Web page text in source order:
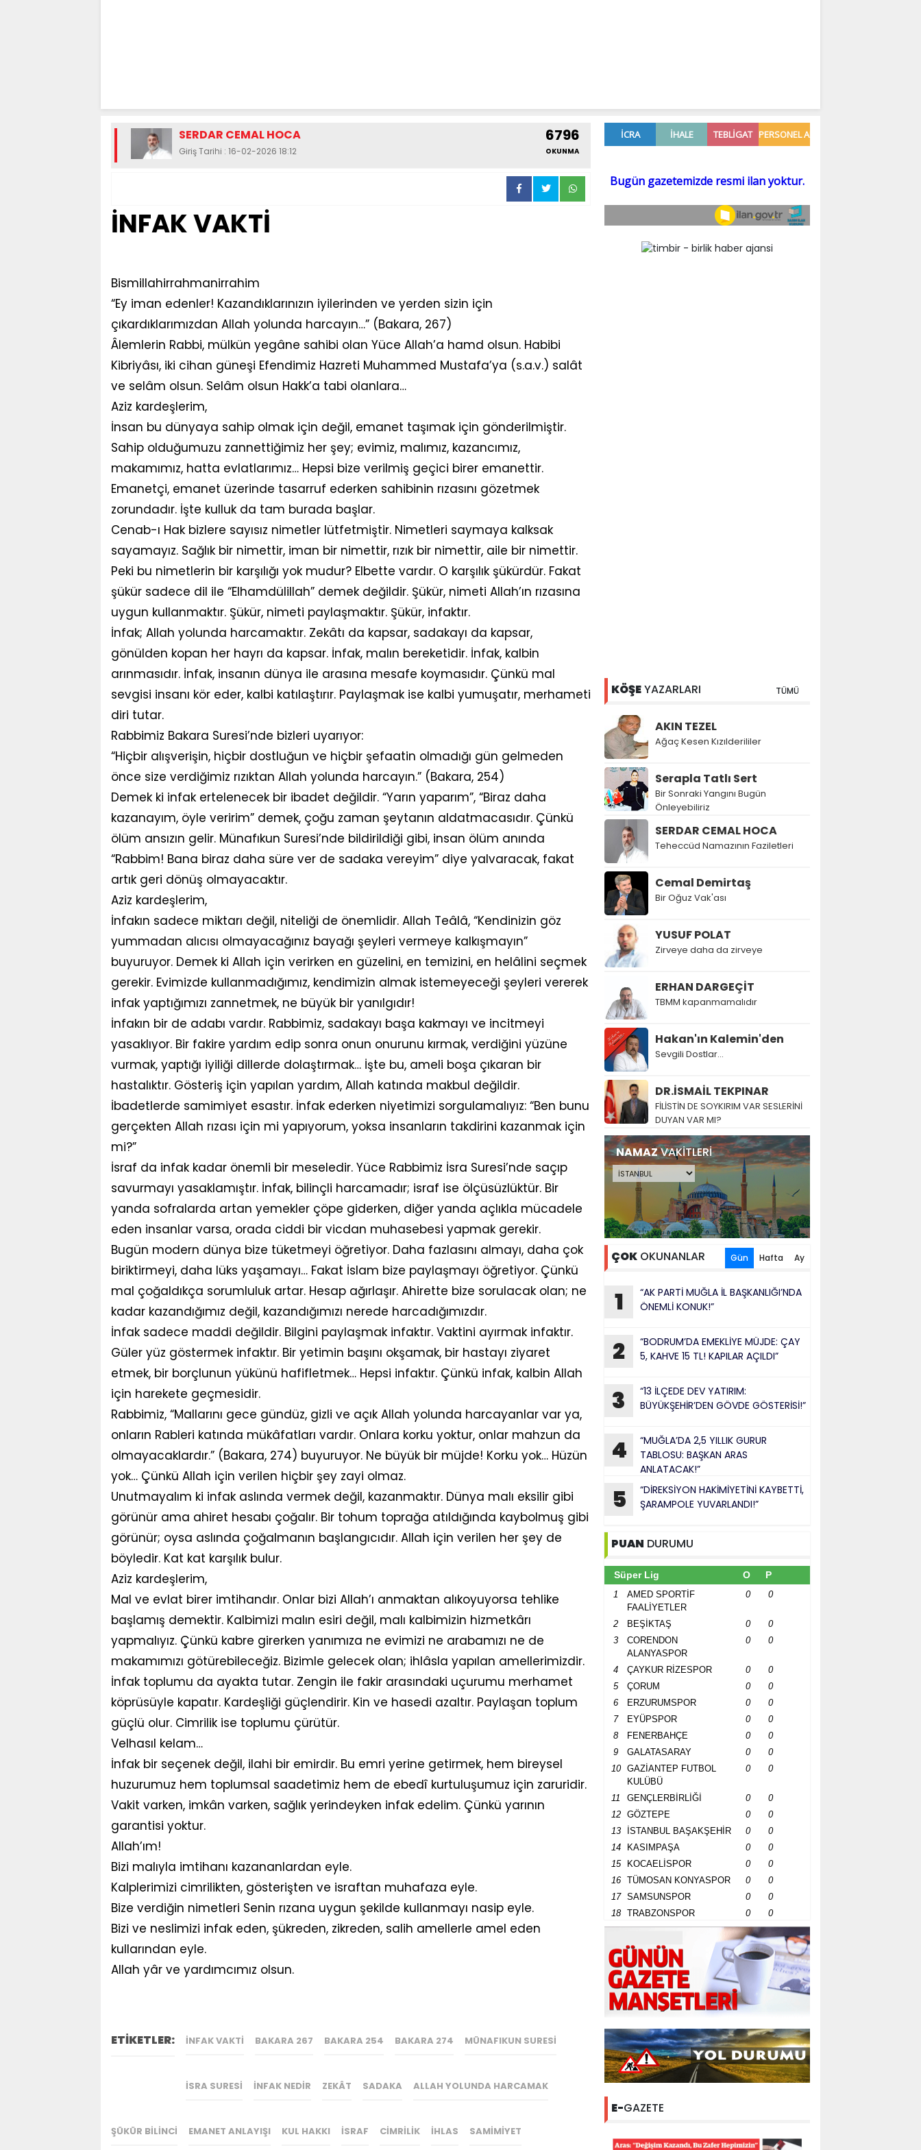
SERDAR CEMAL HOCA
Giriş Tarihi : 16-02-2026 18:12
6796
OKUNMA
İNFAK VAKTİ
Bismillahirrahmanirrahim
“Ey iman edenler! Kazandıklarınızın iyilerinden ve yerden sizin için
çıkardıklarımızdan Allah yolunda harcayın…” (Bakara, 267)
Âlemlerin Rabbi, mülkün yegâne sahibi olan Yüce Allah’a hamd olsun. Habibi
Kibriyâsı, iki cihan güneşi Efendimiz Hazreti Muhammed Mustafa’ya (s.a.v.) salât
ve selâm olsun. Selâm olsun Hakk’a tabi olanlara…
Aziz kardeşlerim,
İnsan bu dünyaya sahip olmak için değil, emanet taşımak için gönderilmiştir.
Sahip olduğumuzu zannettiğimiz her şey; evimiz, malımız, kazancımız,
makamımız, hatta evlatlarımız… Hepsi bize verilmiş geçici birer emanettir.
Emanetçi, emanet üzerinde tasarruf ederken sahibinin rızasını gözetmek
zorundadır. İşte kulluk da tam burada başlar.
Cenab-ı Hak bizlere sayısız nimetler lütfetmiştir. Nimetleri saymaya kalksak
sayamayız. Sağlık bir nimettir, iman bir nimettir, rızık bir nimettir, aile bir nimettir.
Peki bu nimetlerin bir karşılığı yok mudur? Elbette vardır. O karşılık şükürdür. Fakat
şükür sadece dil ile “Elhamdülillah” demek değildir. Şükür, nimeti Allah’ın rızasına
uygun kullanmaktır. Şükür, nimeti paylaşmaktır. Şükür, infaktır.
İnfak; Allah yolunda harcamaktır. Zekâtı da kapsar, sadakayı da kapsar,
gönülden kopan her hayrı da kapsar. İnfak, malın bereketidir. İnfak, kalbin
arınmasıdır. İnfak, insanın dünya ile arasına mesafe koymasıdır. Çünkü mal
sevgisi insanı kör eder, kalbi katılaştırır. Paylaşmak ise kalbi yumuşatır, merhameti
diri tutar.
Rabbimiz Bakara Suresi’nde bizleri uyarıyor:
“Hiçbir alışverişin, hiçbir dostluğun ve hiçbir şefaatin olmadığı gün gelmeden
önce size verdiğimiz rızıktan Allah yolunda harcayın.” (Bakara, 254)
Demek ki infak ertelenecek bir ibadet değildir. “Yarın yaparım”, “Biraz daha
kazanayım, öyle veririm” demek, çoğu zaman şeytanın aldatmacasıdır. Çünkü
ölüm ansızın gelir. Münafıkun Suresi’nde bildirildiği gibi, insan ölüm anında
“Rabbim! Bana biraz daha süre ver de sadaka vereyim” diye yalvaracak, fakat
artık geri dönüş olmayacaktır.
Aziz kardeşlerim,
İnfakın sadece miktarı değil, niteliği de önemlidir. Allah Teâlâ, “Kendinizin göz
yummadan alıcısı olmayacağınız bayağı şeyleri vermeye kalkışmayın”
buyuruyor. Demek ki Allah için verirken en güzelini, en temizini, en helâlini seçmek
gerekir. Evimizde kullanmadığımız, kendimizin almak istemeyeceği şeyleri vererek
infak yaptığımızı zannetmek, ne büyük bir yanılgıdır!
İnfakın bir de adabı vardır. Rabbimiz, sadakayı başa kakmayı ve incitmeyi
yasaklıyor. Bir fakire yardım edip sonra onun onurunu kırmak, verdiğini yüzüne
vurmak, yaptığı iyiliği dillerde dolaştırmak… İşte bu, ameli boşa çıkaran bir
hastalıktır. Gösteriş için yapılan yardım, Allah katında makbul değildir.
İbadetlerde samimiyet esastır. İnfak ederken niyetimizi sorgulamalıyız: “Ben bunu
gerçekten Allah rızası için mi yapıyorum, yoksa insanların takdirini kazanmak için
mi?”
İsraf da infak kadar önemli bir meseledir. Yüce Rabbimiz İsra Suresi’nde saçıp
savurmayı yasaklamıştır. İnfak, bilinçli harcamadır; israf ise ölçüsüzlüktür. Bir
yanda sofralarda artan yemekler çöpe giderken, diğer yanda açlıkla mücadele
eden insanlar varsa, orada ciddi bir vicdan muhasebesi yapmak gerekir.
Bugün modern dünya bize tüketmeyi öğretiyor. Daha fazlasını almayı, daha çok
biriktirmeyi, daha lüks yaşamayı… Fakat İslam bize paylaşmayı öğretiyor. Çünkü
mal çoğaldıkça sorumluluk artar. Hesap ağırlaşır. Ahirette bize sorulacak olan; ne
kadar kazandığımız değil, kazandığımızı nerede harcadığımızdır.
İnfak sadece maddi değildir. Bilgini paylaşmak infaktır. Vaktini ayırmak infaktır.
Güler yüz göstermek infaktır. Bir yetimin başını okşamak, bir hastayı ziyaret
etmek, bir borçlunun yükünü hafifletmek… Hepsi infaktır. Çünkü infak, kalbin Allah
için harekete geçmesidir.
Rabbimiz, “Mallarını gece gündüz, gizli ve açık Allah yolunda harcayanlar var ya,
onların Rableri katında mükâfatları vardır. Onlara korku yoktur, onlar mahzun da
olmayacaklardır.” (Bakara, 274) buyuruyor. Ne büyük bir müjde! Korku yok… Hüzün
yok… Çünkü Allah için verilen hiçbir şey zayi olmaz.
Unutmayalım ki infak aslında vermek değil, kazanmaktır. Dünya malı eksilir gibi
görünür ama ahiret hesabı çoğalır. Bir tohum toprağa atıldığında kaybolmuş gibi
görünür; oysa aslında çoğalmanın başlangıcıdır. Allah için verilen her şey de
böyledir. Kat kat karşılık bulur.
Aziz kardeşlerim,
Mal ve evlat birer imtihandır. Onlar bizi Allah’ı anmaktan alıkoyuyorsa tehlike
başlamış demektir. Kalbimizi malın esiri değil, malı kalbimizin hizmetkârı
yapmalıyız. Çünkü kabre girerken yanımıza ne evimizi ne arabamızı ne de
makamımızı götürebileceğiz. Bizimle gelecek olan; ihlâsla yapılan amellerimizdir.
İnfak toplumu da ayakta tutar. Zengin ile fakir arasındaki uçurumu merhamet
köprüsüyle kapatır. Kardeşliği güçlendirir. Kin ve hasedi azaltır. Paylaşan toplum
güçlü olur. Cimrilik ise toplumu çürütür.
Velhasıl kelam…
İnfak bir seçenek değil, ilahi bir emirdir. Bu emri yerine getirmek, hem bireysel
huzurumuz hem toplumsal saadetimiz hem de ebedî kurtuluşumuz için zaruridir.
Vakit varken, imkân varken, sağlık yerindeyken infak edelim. Çünkü yarının
garantisi yoktur.
Allah’ım!
Bizi malıyla imtihanı kazananlardan eyle.
Kalplerimizi cimrilikten, gösterişten ve israftan muhafaza eyle.
Bize verdiğin nimetleri Senin rızana uygun şekilde kullanmayı nasip eyle.
Bizi ve neslimizi infak eden, şükreden, zikreden, salih amellerle amel eden
kullarından eyle.
Allah yâr ve yardımcımız olsun.
ETİKETLER: İNFAK VAKTI BAKARA 267 BAKARA 254 BAKARA 274 MÜNAFIKUN SURESI
İSRA SURESI INFAK NEDIR ZEKÂT SADAKA ALLAH YOLUNDA HARCAMAK
ŞÜKÜR BILINCI EMANET ANLAYIŞI KUL HAKKI ISRAF CIMRILIK IHLAS SAMIMIYET
KÖŞEYAZARLARI TÜMÜ
AKIN TEZEL
Ağaç Kesen Kızılderililer
Serapla Tatlı Sert
Bir Sonraki Yangını Bugün
Önleyebiliriz
SERDAR CEMAL HOCA
Teheccüd Namazının Faziletleri
Cemal Demirtaş
Bir Oğuz Vak'ası
YUSUF POLAT
Zirveye daha da zirveye
ERHAN DARGEÇİT
TBMM kapanmamalıdır
Hakan'ın Kalemin'den
Sevgili Dostlar...
DR.İSMAİL TEKPINAR
FİLİSTİN DE SOYKIRIM VAR SESLERİNİ
DUYAN VAR MI?
NAMAZVAKİTLERİ
ÇOK OKUNANLAR Gün Hafta Ay
1
“AK PARTİ MUĞLA İL BAŞKANLIĞI’NDA
ÖNEMLİ KONUK!”
2
“BODRUM’DA EMEKLİYE MÜJDE: ÇAY
5, KAHVE 15 TL! KAPILAR AÇILDI”
3
“13 İLÇEDE DEV YATIRIM:
BÜYÜKŞEHİR’DEN GÖVDE GÖSTERİSİ!”
4
“MUĞLA’DA 2,5 YILLIK GURUR
TABLOSU: BAŞKAN ARAS
ANLATACAK!”
5
“DİREKSİYON HAKİMİYETİNİ KAYBETTİ,
ŞARAMPOLE YUVARLANDI!”
PUAN DURUMU
Süper Lig O P
1
AMED SPORTİF
FAALİYETLER
0 0
2 BEŞİKTAŞ 0
0
3
CORENDON
ALANYASPOR
0 0
4 ÇAYKUR RİZESPOR 0
0
5
ÇORUM 0
0
6
ERZURUMSPOR 0
0
7
EYÜPSPOR 0
0
8
FENERBAHÇE 0
0
9
GALATASARAY 0
0
10
GAZİANTEP FUTBOL
KULÜBÜ
0 0
11 GENÇLERBİRLİĞİ 0
0
12
GÖZTEPE 0
0
13
İSTANBUL BAŞAKŞEHİR 0
0
14
KASIMPAŞA 0
0
15
KOCAELİSPOR 0
0
16
TÜMOSAN KONYASPOR 0
0
17
SAMSUNSPOR 0
0
18
TRABZONSPOR 0 0
E-GAZETE